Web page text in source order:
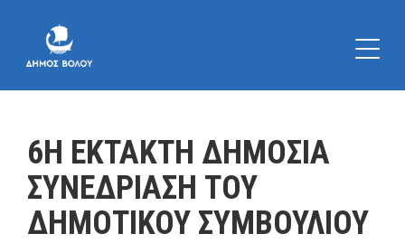
6Η ΕΚΤΑΚΤΗ ΔΗΜΟΣΙΑ
ΣΥΝΕΔΡΙΑΣΗ ΤΟΥ
ΔΗΜΟΤΙΚΟΥ ΣΥΜΒΟΥΛΙΟΥ